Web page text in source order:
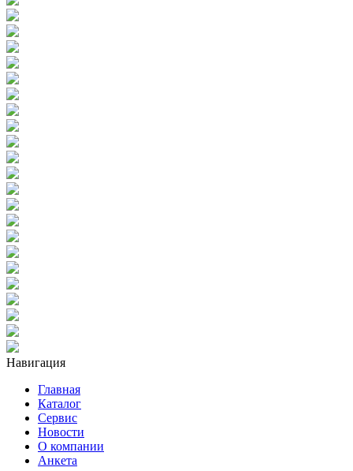
Навигация
Главная
Каталог
Сервис
Новости
О компании
Анкета